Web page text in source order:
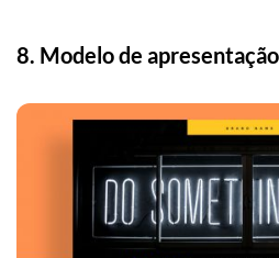
8. Modelo de